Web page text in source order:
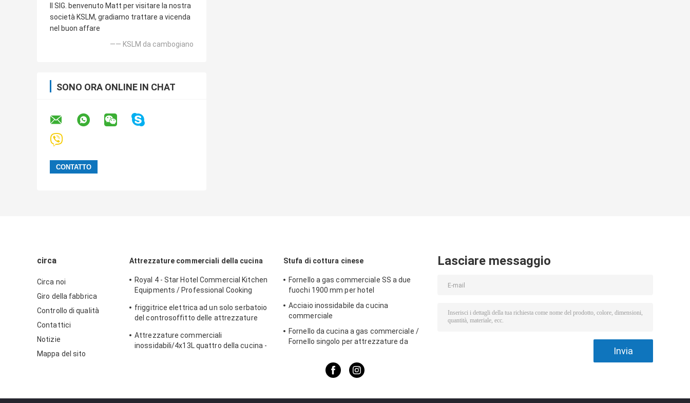
Il SIG. benvenuto Matt per visitare la nostra
società KSLM, gradiamo trattare a vicenda
nel buon affare
—— KSLM da cambogiano
SONO ORA ONLINE IN CHAT
circa
Circa noi
Giro della fabbrica
Controllo di qualità
Contattici
Notizie
Mappa del sito
Attrezzature commerciali della cucina
Royal 4 - Star Hotel Commercial Kitchen
Equipments / Professional Cooking
friggitrice elettrica ad un solo serbatoio
del controsoffitto delle attrezzature
l'alimento della friggitrice
Attrezzature commerciali
inossidabili/4x13L quattro della cucina -
Stufa di cottura cinese
Fornello a gas commerciale SS a due
fuochi 1900 mm per hotel
Acciaio inossidabile da cucina
commerciale
Fornello da cucina a gas commerciale /
Fornello singolo per attrezzature da
Lasciare messaggio